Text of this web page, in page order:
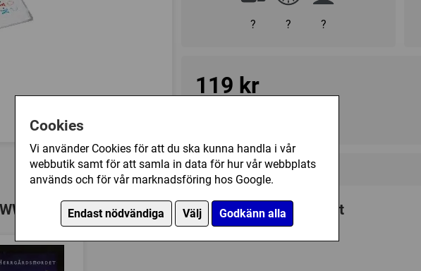
Cookies
Vi använder Cookies för att du ska kunna handla i vår
webbutik samt för att samla in data för hur vår webbplats
används och för vår marknadsföring hos Google.
Endast nödvändiga Välj Godkänn alla
? ? ?
119 kr
Övrig information
Serie: Wings of Glory/Wings of War Miniatures
- APS II - Sopwith Snipe (Baker) har också köpt